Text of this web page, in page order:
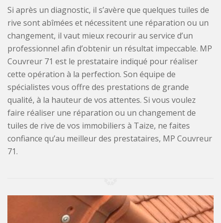
Si après un diagnostic, il s’avère que quelques tuiles de
rive sont abîmées et nécessitent une réparation ou un
changement, il vaut mieux recourir au service d’un
professionnel afin d’obtenir un résultat impeccable. MP
Couvreur 71 est le prestataire indiqué pour réaliser
cette opération à la perfection. Son équipe de
spécialistes vous offre des prestations de grande
qualité, à la hauteur de vos attentes. Si vous voulez
faire réaliser une réparation ou un changement de
tuiles de rive de vos immobiliers à Taize, ne faites
confiance qu’au meilleur des prestataires, MP Couvreur
71.